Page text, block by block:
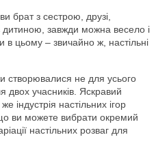
брат з сестрою, друзі,
дитиною, завжди можна весело і
в цьому – звичайно ж, настільні
створювалися не для усього
двох учасників. Яскравий
індустрія настільних ігор
ви можете вибрати окремий
настільних розваг для